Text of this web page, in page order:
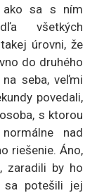
ako sa s ním
všetkých
úrovni, že
do druhého
seba, veľmi
povedali,
s ktorou
nad
riešenie. Áno,
zaradili by ho
sa potešili jej